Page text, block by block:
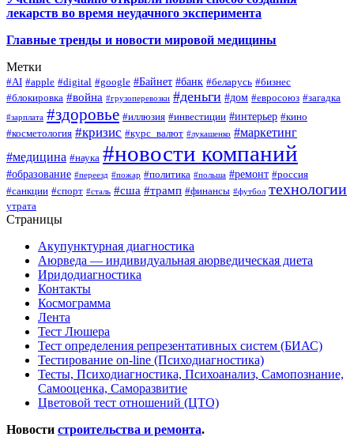
лекарств во время неудачного эксперимента
Главные тренды и новости мировой медицины
Метки
#AI #apple #digital #google #Байнет #банк #беларусь #бизнес
#блокировка #война #грузоперевозки #деньги #дом #евросоюз #загадка
#зарплата #здоровье #иллюзия #инвестиции #интерьер #кино
#косметология #кризис #курс_валют #лукашенко #маркетинг
#медицина #наука #новости компаний
#образование #переезд #пожар #политика #польша #ремонт #россия
#санкции #спорт #сталь #сша #трамп #финансы #футбол технологии
утрата
Страницы
Акупунктурная диагностика
Аюрведа — индивидуальная аюрведическая диета
Иридодиагностика
Контакты
Космограмма
Лента
Тест Люшера
Тест определения репрезентативных систем (БИАС)
Тестирование on-line (Психодиагностика)
Тесты, Психодиагностика, Психоанализ, Самопознание,
Самооценка, Саморазвитие
Цветовой тест отношений (ЦТО)
Новости строительства и ремонта.